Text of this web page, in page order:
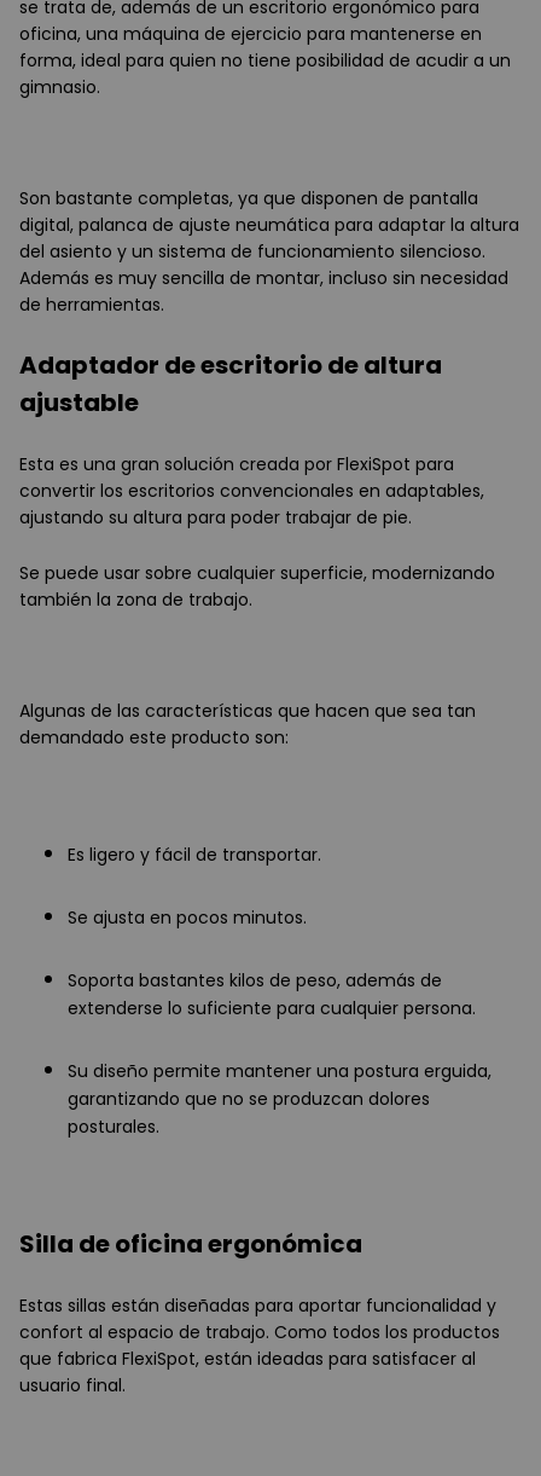
se trata de, además de un escritorio ergonómico para
oficina, una máquina de ejercicio para mantenerse en
forma, ideal para quien no tiene posibilidad de acudir a un
gimnasio.
Son bastante completas, ya que disponen de pantalla
digital, palanca de ajuste neumática para adaptar la altura
del asiento y un sistema de funcionamiento silencioso.
Además es muy sencilla de montar, incluso sin necesidad
de herramientas.
Adaptador de escritorio de altura
ajustable
Esta es una gran solución creada por FlexiSpot para
convertir los escritorios convencionales en adaptables,
ajustando su altura para poder trabajar de pie.
Se puede usar sobre cualquier superficie, modernizando
también la zona de trabajo.
Algunas de las características que hacen que sea tan
demandado este producto son:
Es ligero y fácil de transportar.
Se ajusta en pocos minutos.
Soporta bastantes kilos de peso, además de
extenderse lo suficiente para cualquier persona.
Su diseño permite mantener una postura erguida,
garantizando que no se produzcan dolores
posturales.
Silla de oficina ergonómica
Estas sillas están diseñadas para aportar funcionalidad y
confort al espacio de trabajo. Como todos los productos
que fabrica FlexiSpot, están ideadas para satisfacer al
usuario final.